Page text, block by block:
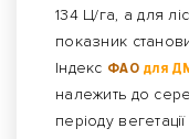
134 Ц/га, а для
показник
Індекс ФАО для
належить до
періоду